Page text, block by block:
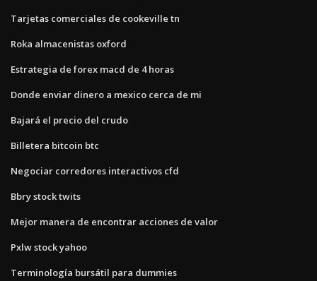
Tarjetas comerciales de cookeville tn
Roka almacenistas oxford
Estrategia de forex macd de 4 horas
Donde enviar dinero a mexico cerca de mi
Bajará el precio del crudo
Billetera bitcoin btc
Negociar corredores interactivos cfd
Bbry stock twits
Mejor manera de encontrar acciones de valor
Pxlw stock yahoo
Terminología bursátil para dummies